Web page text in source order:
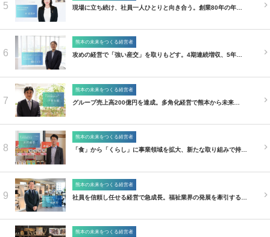
5 現場に立ち続け、社員一人ひとりと向き合う。創業80年の年…
6
熊本の未来をつくる経営者
攻めの経営で「強い産交」を取りもどす。4期連続増収、5年…
7
熊本の未来をつくる経営者
グループ売上高200億円を達成。多角化経営で熊本から未来…
8
熊本の未来をつくる経営者
「食」から「くらし」に事業領域を拡大、新たな取り組みで持…
9
熊本の未来をつくる経営者
社員を信頼し任せる経営で急成長。福祉業界の発展を牽引する…
熊本の未来をつくる経営者